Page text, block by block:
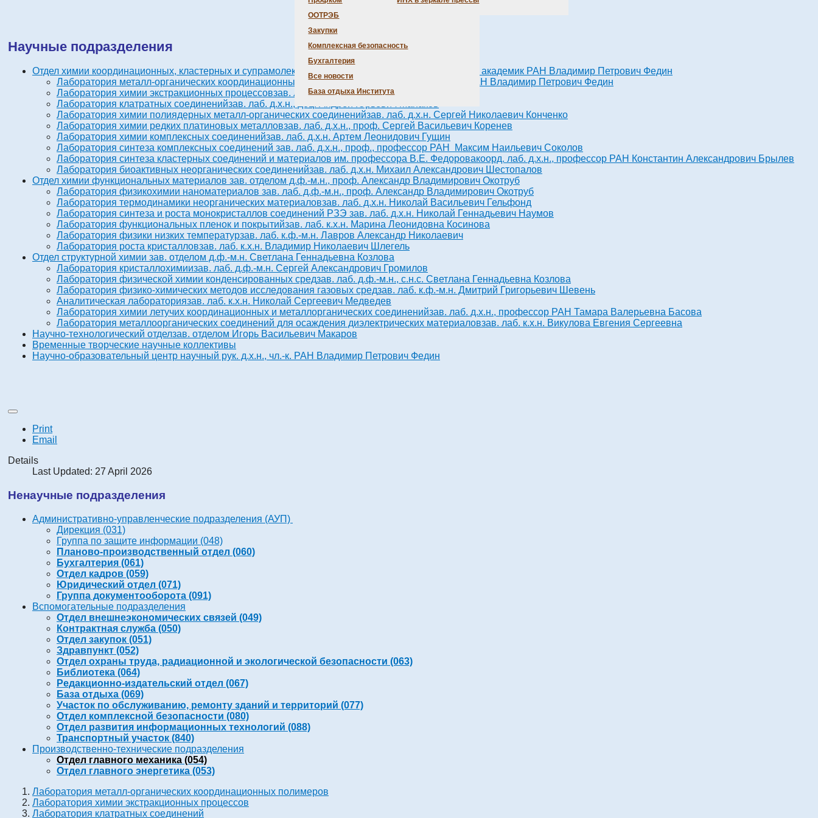
ООТРЭБ
Закупки
Комплексная безопасность
Бухгалтерия
Все новости
База отдыха Института
Научные подразделения
Отдел химии координационных, кластерных и супрамолекулярных соединений
зав. отделом д.х.н., академик РАН Владимир Петрович Федин
Лаборатория металл-органических координационных полимеровзав. лаб. д.х.н., академик РАН Владимир Петрович Федин
Лаборатория химии экстракционных процессовзав. лаб. к.х.н. Павел Сергеевич Поповецкий
Лаборатория клатратных соединенийзав. лаб. д.х.н., доц. Андрей Юрьевич Манаков
Лаборатория химии полиядерных металл-органических соединенийзав. лаб. д.х.н. Сергей Николаевич Конченко
Лаборатория химии редких платиновых металловзав. лаб. д.х.н., проф. Сергей Васильевич Коренев
Лаборатория химии комплексных соединенийзав. лаб. д.х.н. Артем Леонидович Гущин
Лаборатория синтеза комплексных соединений зав. лаб. д.х.н., проф., профессор РАН Максим Наильевич Соколов
Лаборатория синтеза кластерных соединений и материалов им. профессора В.Е. Федоровакоорд. лаб. д.х.н., профессор РАН Константин Александрович Брылев
Лаборатория биоактивных неорганических соединенийзав. лаб. д.х.н. Михаил Александрович Шестопалов
Отдел химии функциональных материалов зав. отделом д.ф.-м.н., проф. Александр Владимирович Окотруб
Лаборатория физикохимии наноматериалов зав. лаб. д.ф.-м.н., проф. Александр Владимирович Окотруб
Лаборатория термодинамики неорганических материаловзав. лаб. д.х.н. Николай Васильевич Гельфонд
Лаборатория синтеза и роста монокристаллов соединений РЗЭ зав. лаб. д.х.н. Николай Геннадьевич Наумов
Лаборатория функциональных пленок и покрытийзав. лаб. к.х.н. Марина Леонидовна Косинова
Лаборатория физики низких температурзав. лаб. к.ф.-м.н. Лавров Александр Николаевич
Лаборатория роста кристалловзав. лаб. к.х.н. Владимир Николаевич Шлегель
Отдел структурной химии зав. отделом д.ф.-м.н. Светлана Геннадьевна Козлова
Лаборатория кристаллохимиизав. лаб. д.ф.-м.н. Сергей Александрович Громилов
Лаборатория физической химии конденсированных средзав. лаб. д.ф.-м.н., с.н.с. Светлана Геннадьевна Козлова
Лаборатория физико-химических методов исследования газовых средзав. лаб. к.ф.-м.н. Дмитрий Григорьевич Шевень
Аналитическая лабораториязав. лаб. к.х.н. Николай Сергеевич Медведев
Лаборатория химии летучих координационных и металлорганических соединенийзав. лаб. д.х.н., профессор РАН Тамара Валерьевна Басова
Лаборатория металлоорганических соединений для осаждения диэлектрических материаловзав. лаб. к.х.н. Викулова Евгения Сергеевна
Научно-технологический отделзав. отделом Игорь Васильевич Макаров
Временные творческие научные коллективы
Научно-образовательный центр научный рук. д.х.н., чл.-к. РАН Владимир Петрович Федин
Print
Email
Details
Last Updated: 27 April 2026
Ненаучные подразделения
Административно-управленческие подразделения (АУП)
Дирекция (031)
Группа по защите информации (048)
Планово-производственный отдел (060)
Бухгалтерия (061)
Отдел кадров (059)
Юридический отдел (071)
Группа документооборота (091)
Вспомогательные подразделения
Отдел внешнеэкономических связей (049)
Контрактная служба (050)
Отдел закупок (051)
Здравпункт (052)
Отдел охраны труда, радиационной и экологической безопасности (063)
Библиотека (064)
Редакционно-издательский отдел (067)
База отдыха (069)
Участок по обслуживанию, ремонту зданий и территорий (077)
Отдел комплексной безопасности (080)
Отдел развития информационных технологий (088)
Транспортный участок (840)
Производственно-технические подразделения
Отдел главного механика (054)
Отдел главного энергетика (053)
Лаборатория металл-органических координационных полимеров
Лаборатория химии экстракционных процессов
Лаборатория клатратных соединений